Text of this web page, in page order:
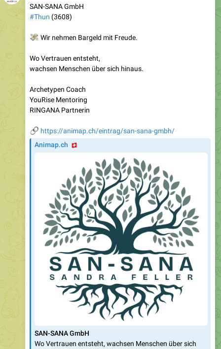
SAN-SANA GmbH
#Thun (3608)
Wir nehmen Bargeld mit Freude.
Wo Vertrauen entsteht,
wachsen Menschen über sich hinaus.
Archetypen Coach
YouRise Mentoring
RINGANA Partnerin
https://animap.ch/eintrag/san-sana-gmbh/
Animap.ch
🇨🇭
SAN-SANA GmbH
Wo Vertrauen entsteht, wachsen Menschen über sich